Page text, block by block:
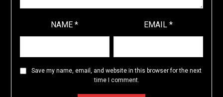
NAME* EMAIL*
Save my name, email, and website in this browser for the next
time I comment.